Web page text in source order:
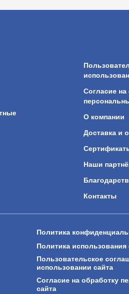
Согласие на
О компании
Доставка и
Наши
Контакты
Политика
Политика
Пользовательское
использовании сайта
Согласие на обработку
сайта